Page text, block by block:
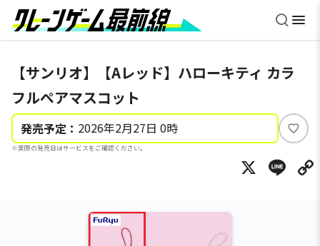
【サンリオ】【Aレッド】ハローキティ カラ
フルペアマスコット
発売予定： 2026年2月27日 0時
※実際の発売日はサービスをご確認ください。
い
ね
X